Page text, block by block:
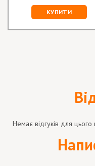
КУПИТИ
Немає відгуків для цього